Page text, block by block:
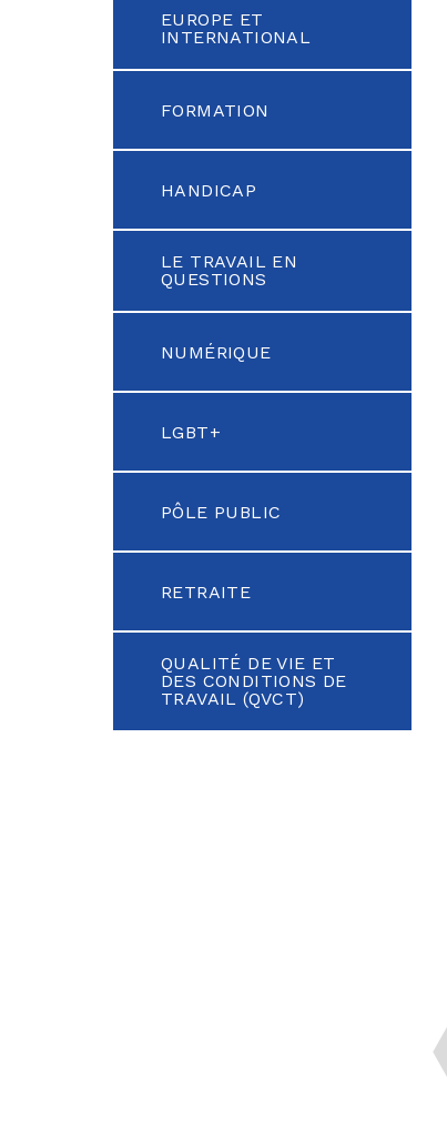
EUROPE ET
INTERNATIONAL
FORMATION
HANDICAP
LE TRAVAIL EN
QUESTIONS
NUMÉRIQUE
LGBT+
PÔLE PUBLIC
RETRAITE
QUALITÉ DE VIE ET
DES CONDITIONS DE
TRAVAIL (QVCT)